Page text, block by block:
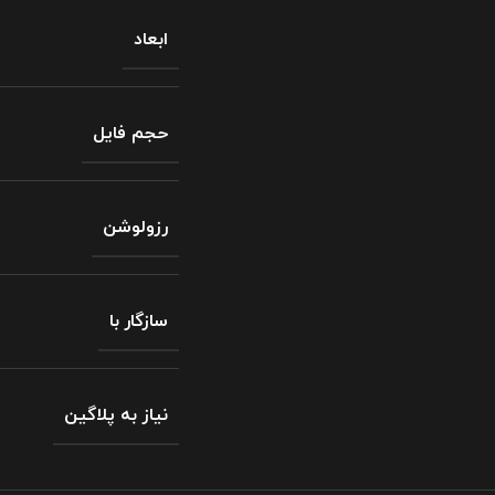
ابعاد
حجم فایل
رزولوشن
سازگار با
نیاز به پلاگین